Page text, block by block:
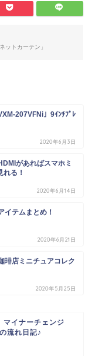
ットカーテン」
207VFNi」9ｲﾝﾁﾌﾟﾚ
2020年6月3日
があればスマホミ
る！
2020年6月14日
イテムまとめ！
2020年6月21日
琲店ミニチュアコレク
2020年5月25日
イナーチェンジ
流れ日記♪